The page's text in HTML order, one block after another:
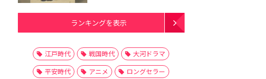
ランキングを表示
江戸時代 戦国時代
大河ドラマ
平安時代
アニメ
ロングセラー